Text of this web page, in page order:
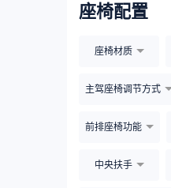
座椅配置
座椅材质
主驾座椅调节方式
前排座椅功能
中央扶手